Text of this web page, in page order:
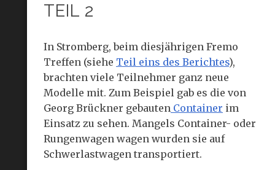
TEIL 2
In Stromberg, beim diesjährigen Fremo
Treffen (siehe Teil eins des Berichtes),
brachten viele Teilnehmer ganz neue
Modelle mit. Zum Beispiel gab es die von
Georg Brückner gebauten Container im
Einsatz zu sehen. Mangels Container- oder
Rungenwagen wagen wurden sie auf
Schwerlastwagen transportiert.